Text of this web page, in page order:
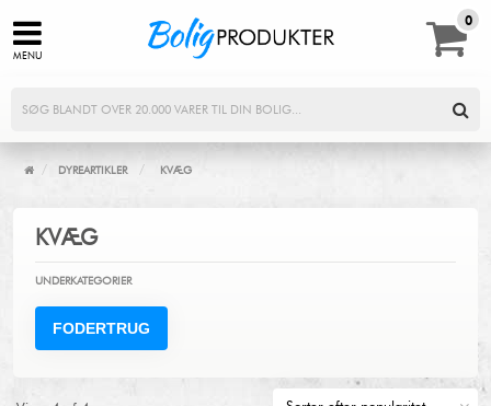
MENU
0,000
/ DYREARTIKLER / KVÆG
KVÆG
UNDERKATEGORIER
FODERTRUG